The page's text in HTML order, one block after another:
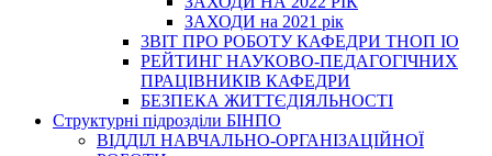
ЗАХОДИ на 2021 рік
3BIT ПРО РОБОТУ КАФЕДРИ ТНОП ІО
РЕЙТИНГ НАУКОВО-ПЕДАГОГІЧНИХ
ПРАЦІВНИКІВ КАФЕДРИ
БЕЗПЕКА ЖИТТЄДІЯЛЬНОСТІ
Структурні підрозділи БІНПО
ВІДДІЛ НАВЧАЛЬНО-ОРГАНІЗАЦІЙНОЇ